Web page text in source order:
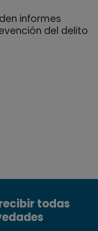
informes
del delito
todas